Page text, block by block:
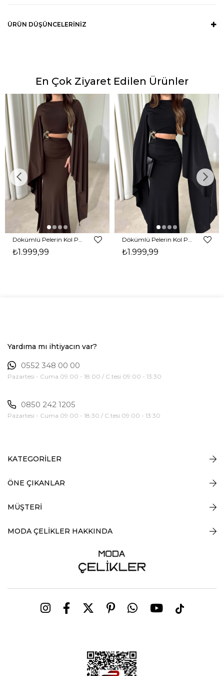
ÜRÜN DÜŞÜNCELERINIZ
En Çok Ziyaret Edilen Ürünler
Dökümlü Pelerin Kol Pencere Detaylı Maxi Kahverengi Arlev Kadın Elbise 26Y511
₺1.999,99
Dökümlü Pelerin Kol Pencere Detaylı Maxi Siyah Arlev Kadın Elbise 26Y511
₺1.999,99
Yardıma mı ihtiyacın var?
0552 348 00 00
Pazartesi - Cuma 09:00 - 18:00 / C.tesi 09:00 - 13:30
0850 242 1205
Pazartesi - Cuma 09:00 - 18:30 / C.tesi 09:00 - 13:30
KATEGORİLER
ÖNE ÇIKANLAR
MÜŞTERİ
MODA ÇELİKLER HAKKINDA